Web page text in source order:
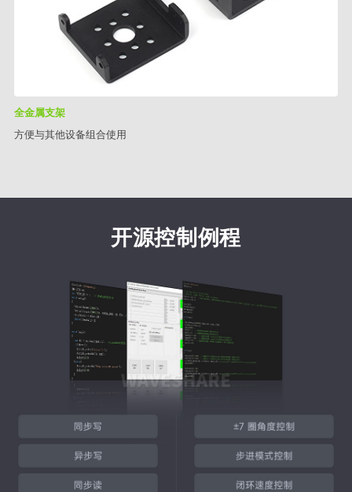
全金属支架
方便与其他设备组合使用
开源控制例程